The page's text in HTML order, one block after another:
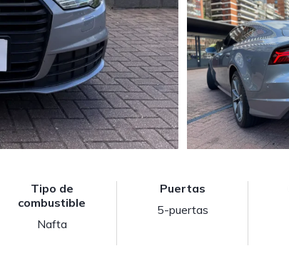
Tipo de
combustible
Nafta
Puertas
5-puertas